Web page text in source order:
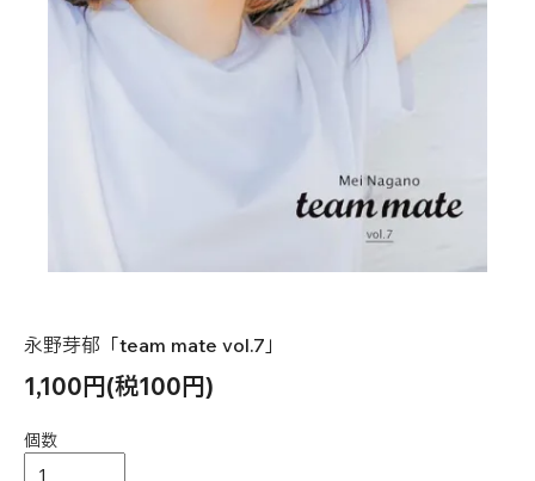
永野芽郁「team mate vol.7」
1,100円(税100円)
個数